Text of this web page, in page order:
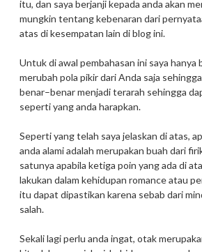
itu, dan saya berjanji kepada anda akan
mungkin tentang kebenaran dari
atas di kesempatan lain di blog ini.
Untuk di awal pembahasan ini saya
merubah pola pikir dari Anda saja
benar–benar menjadi terarah sehingga
seperti yang anda harapkan.
Seperti yang telah saya jelaskan di atas,
anda alami adalah merupakan buah dari
satunya apabila ketiga poin yang ada di
lakukan dalam kehidupan romance atau
itu dapat dipastikan karena sebab dari
salah.
Sekali lagi perlu anda ingat, otak